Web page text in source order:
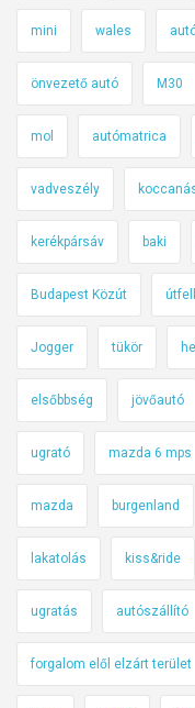
mini wales
önvezető autó M30
mol autómatrica
vadveszély
kerékpársáv baki
Budapest Közút
Jogger tükör
elsőbbség jövőautó
ugrató mazda 6 mps
mazda burgenland
lakatolás kiss&ride
ugratás autószállító
forgalom elől elzárt terület